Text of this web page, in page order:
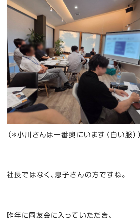
（＊小川さんは一番奥にいます（白い服））
社長ではなく、息子さんの方ですね。
昨年に同友会に入っていただき、